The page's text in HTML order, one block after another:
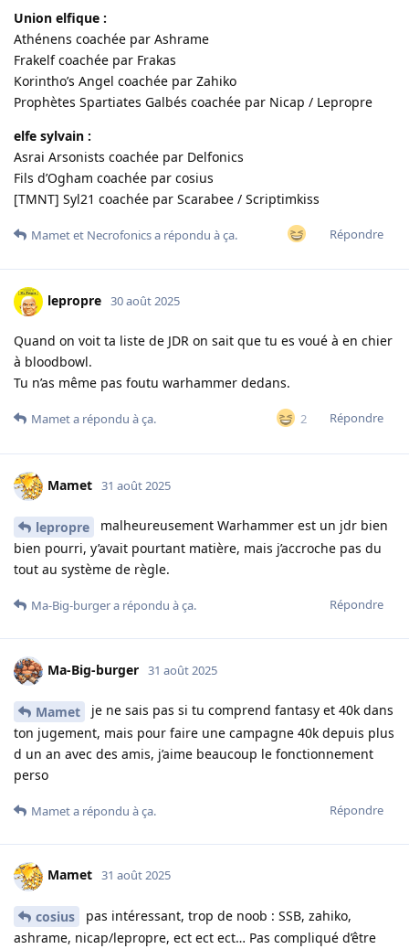
Union elfique :
Athénens coachée par Ashrame
Frakelf coachée par Frakas
Korintho’s Angel coachée par Zahiko
Prophètes Spartiates Galbés coachée par Nicap / Lepropre
elfe sylvain :
Asrai Arsonists coachée par Delfonics
Fils d’Ogham coachée par cosius
[TMNT] Syl21 coachée par Scarabee / Scriptimkiss
Répondre
Mametet Necrofonicsa répondu à ça.
lepropre 30 août 2025
Quand on voit ta liste de JDR on sait que tu es voué à en chier
à bloodbowl.
Tu n’as même pas foutu warhammer dedans.
2 Répondre
Mameta répondu à ça.
Mamet 31 août 2025
lepropre
malheureusement Warhammer est un jdr bien
bien pourri, y’avait pourtant matière, mais j’accroche pas du
tout au système de règle.
Répondre
Ma-Big-burgera répondu à ça.
Ma-Big-burger 31 août 2025
Mamet
je ne sais pas si tu comprend fantasy et 40k dans
ton jugement, mais pour faire une campagne 40k depuis plus
d un an avec des amis, j’aime beaucoup le fonctionnement
perso
Répondre
Mameta répondu à ça.
Mamet 31 août 2025
cosius
pas intéressant, trop de noob : SSB, zahiko,
ashrame, nicap/lepropre, ect ect ect… Pas compliqué d’être